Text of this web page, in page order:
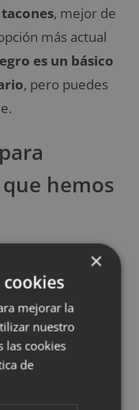
, mejor de
más actual
es un básico
, pero puedes
hemos
sobre todo
pero también
harán
formatos como
×
mejorar la
nuestro
las cookies
de